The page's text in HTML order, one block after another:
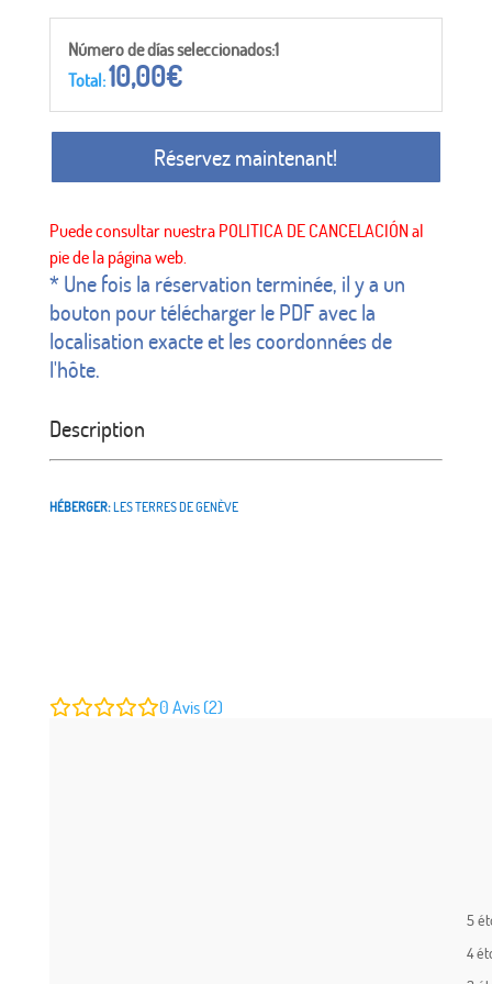
Número de días seleccionados:1
Total:10,00€
Réservez maintenant!
* Une fois la réservation terminée, il y a un
bouton pour télécharger le PDF avec la
localisation exacte et les coordonnées de
l'hôte.
Description
HÉBERGER:LES TERRES DE GENÈVE
0 Avis (2)
5
4